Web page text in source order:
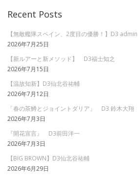
ゲ
ー
シ
ョ
ン
Recent Posts
【無敵艦隊スペイン、2度目の優勝！】D3
2026年7月25日
【新ルアーと新メソッド】 D3福士知之
2026年7月15日
【温故知新】D3仙北谷祐輔
2026年7月12日
「春の茶鱒とジョイントダリア」 D3 鈴木大翔
2026年7月3日
『開花宣言』 D3前田洋一
2026年7月3日
【BIG BROWN】D3仙北谷祐輔
2026年6月29日